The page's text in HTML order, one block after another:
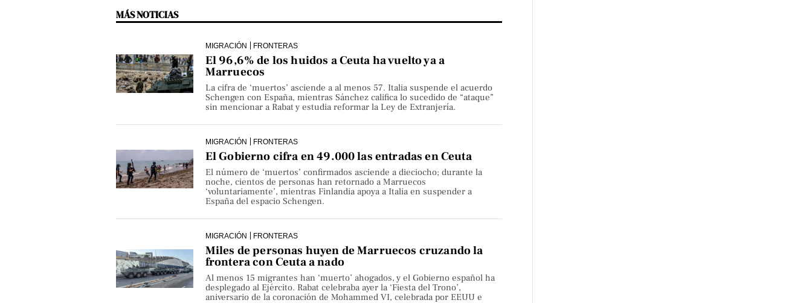
MÁS NOTICIAS
MIGRACIÓN FRONTERAS
El 96,6% de los huidos a Ceuta ha vuelto ya a
Marruecos
La cifra de ‘muertos’ asciende a al menos 57. Italia suspende el acuerdo
Schengen con España, mientras Sánchez califica lo sucedido de “ataque”
sin mencionar a Rabat y estudia reformar la Ley de Extranjería.
MIGRACIÓN FRONTERAS
El Gobierno cifra en 49.000 las entradas en Ceuta
El número de ‘muertos’ confirmados asciende a dieciocho; durante la
noche, cientos de personas han retornado a Marruecos
‘voluntariamente’, mientras Finlandia apoya a Italia en suspender a
España del espacio Schengen.
MIGRACIÓN FRONTERAS
Miles de personas huyen de Marruecos cruzando la
frontera con Ceuta a nado
Al menos 15 migrantes han ‘muerto’ ahogados, y el Gobierno español ha
desplegado al Ejército. Rabat celebraba ayer la ‘Fiesta del Trono’,
aniversario de la coronación de Mohammed VI, celebrada por EEUU e